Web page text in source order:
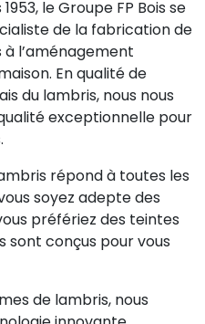
le Groupe FP Bois se
de la fabrication de
l’aménagement
En qualité de
du lambris, nous nous
exceptionnelle pour
répond à toutes les
soyez adepte des
préfériez des teintes
sont conçus pour vous
de lambris, nous